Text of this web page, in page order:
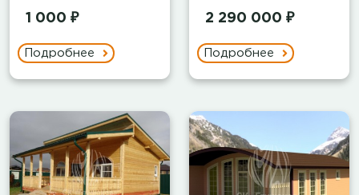
1 000 ₽
Подробнее
2 290 000 ₽
Подробнее